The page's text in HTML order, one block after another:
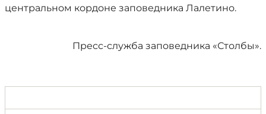
центральном кордоне заповедника Лалетино.
Пресс-служба заповедника «Столбы».